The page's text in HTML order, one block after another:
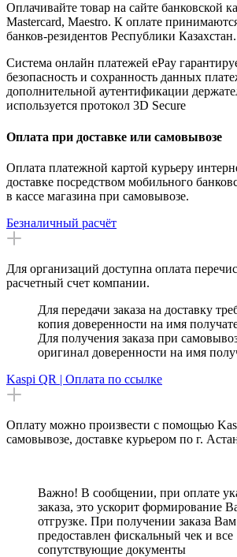
Оплачивайте товар на сайте банковской
Mastercard, Maestro. К оплате
банков-резидентов Республики Казахстан.
Система онлайн платежей ePay
безопасность и сохранность данных
дополнительной аутентификации
используется протокол 3D Secure
Оплата при доставке или самовывозе
Оплата платежной картой курьеру
доставке посредством мобильного
в кассе магазина при самовывозе.
Безналичный расчёт
Для организаций доступна оплата
расчетный счет компании.
Для передачи заказа на доставку
копия доверенности на имя
Для получения заказа при
оригинал доверенности на имя
Kaspi QR | Оплата по ссылке
Оплату можно произвести с помощью
самовывозе, доставке курьером по г.
Важно! В сообщении, при оплате
заказа, это ускорит формирование
отгрузке. При получении заказа Вам
предоставлен фискальный чек и все
сопутствующие документы